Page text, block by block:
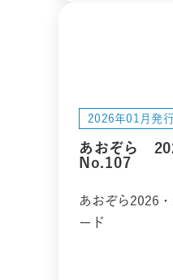
2026年01月発
あおぞら
No.107
あおぞら2026
ード